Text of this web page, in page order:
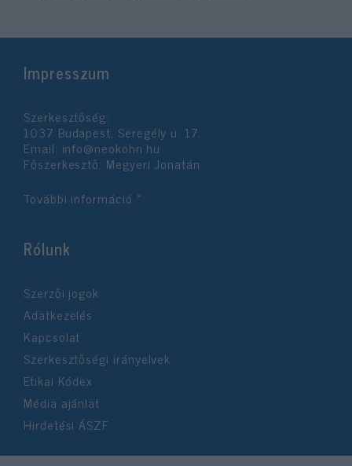
Impresszum
Szerkesztőség:
1037 Budapest, Seregély u. 17.
Email: info@neokohn.hu
Főszerkesztő: Megyeri Jonatán
További információ »
Rólunk
Szerzői jogok
Adatkezelés
Kapcsolat
Szerkesztőségi irányelvek
Etikai Kódex
Média ajánlat
Hirdetési ÁSZF